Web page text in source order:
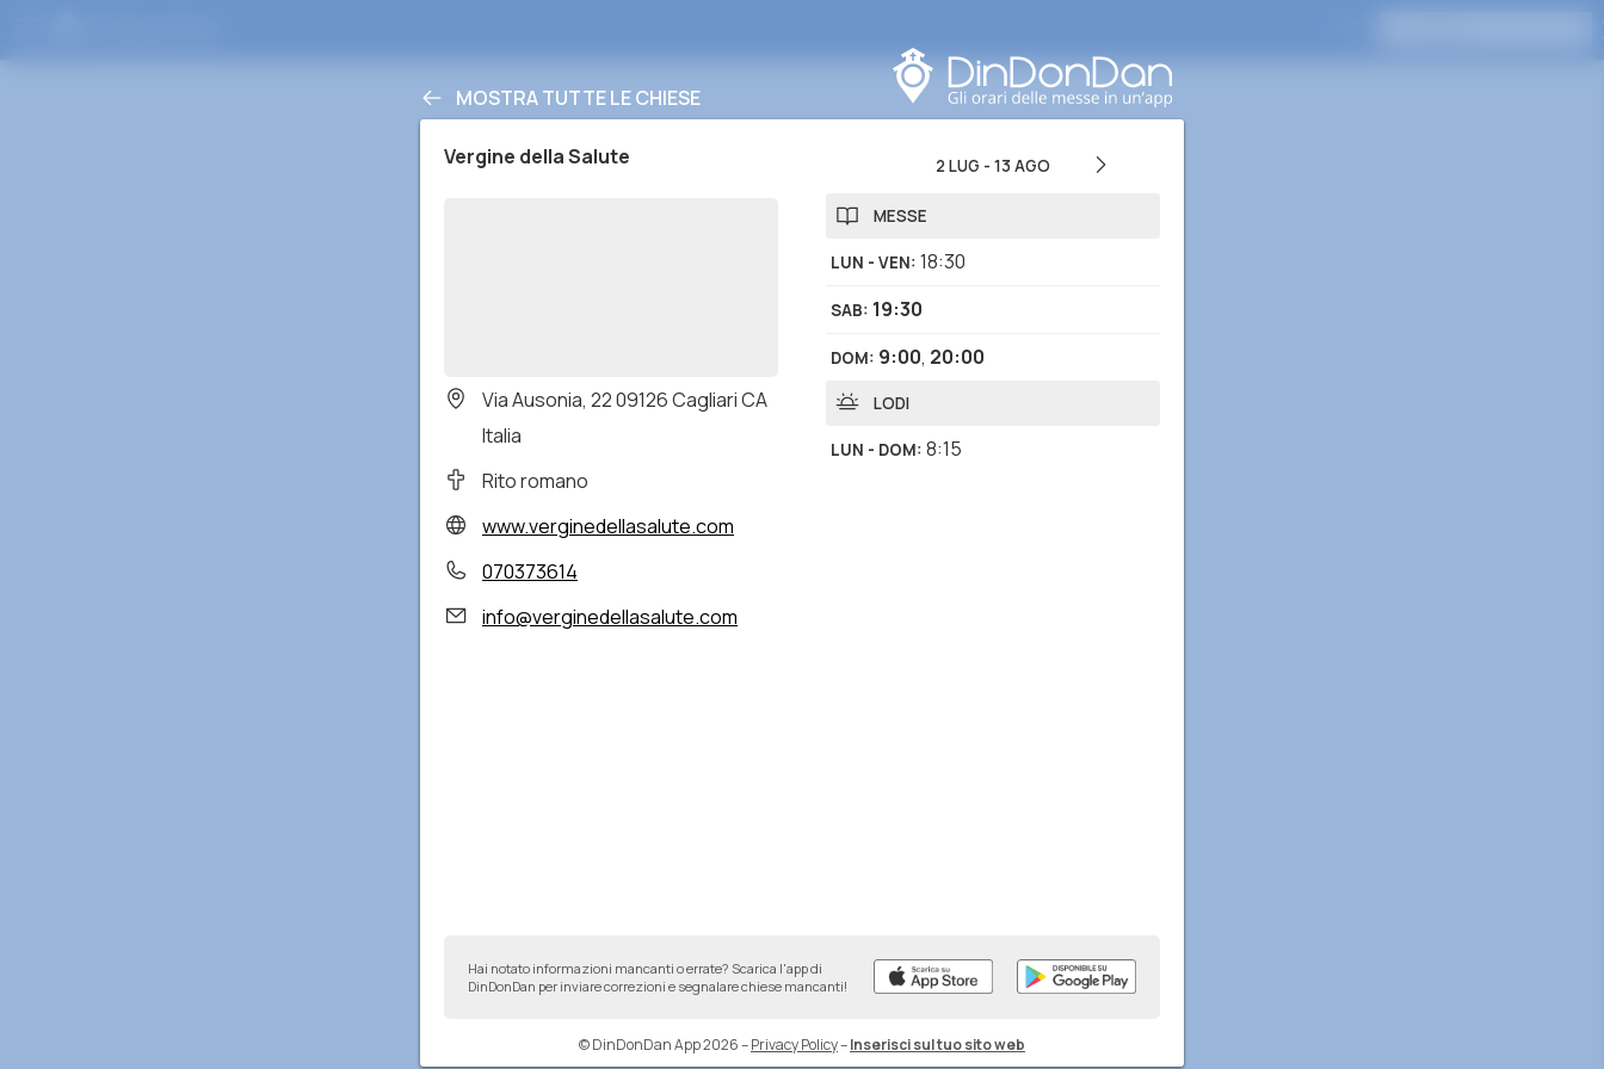
MOSTRA TUTTE LE CHIESE
Vergine della Salute
Via Ausonia, 22 09126 Cagliari CA
Italia
Rito romano
www.verginedellasalute.com
070373614
info@verginedellasalute.com
2 LUG - 13 AGO
MESSE
LUN - VEN: 18:30
SAB: 19:30
DOM: 9:00, 20:00
LODI
LUN - DOM: 8:15
Hai notato informazioni mancanti o errate? Scarica l'app di
DinDonDan per inviare correzioni e segnalare chiese mancanti!
© DinDonDan App 2026–Privacy Policy–Inserisci sul tuo sito web